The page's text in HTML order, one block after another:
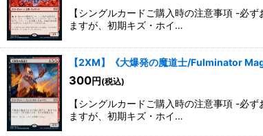
並び順:
【シングルカードご購入時の注意事項 -必
ますが、初期キズ・ホイ…
【2XM】《大爆発の魔道士/Fulminator
300円 (税込)
【シングルカードご購入時の注意事項 -必
ますが、初期キズ・ホイ…